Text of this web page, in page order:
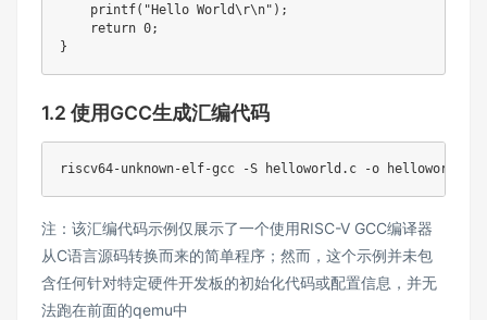
printf( "Hello World\r\n" ) ;
return 0;
}
1.2 使用GCC生成汇编代码
riscv64-unknown-elf-gcc -S helloworld.c -o
注：该汇编代码示例仅展示了一个使用RISC-V GCC编译器
从C语言源码转换而来的简单程序；然而，这个示例并未包
含任何针对特定硬件开发板的初始化代码或配置信息，并无
法跑在前面的qemu中